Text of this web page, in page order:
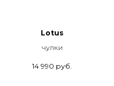
Lotus
чулки
14 990 руб.